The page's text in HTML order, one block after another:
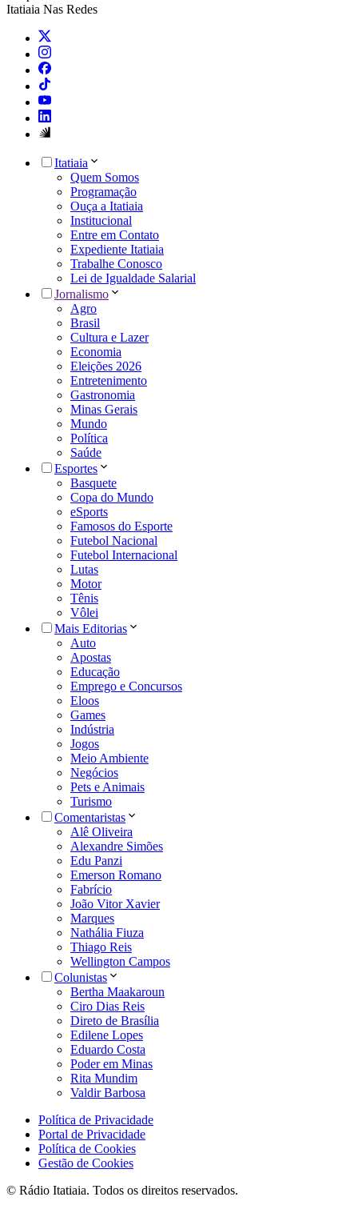
Itatiaia Nas Redes
Itatiaia
Quem Somos
Programação
Ouça a Itatiaia
Institucional
Entre em Contato
Expediente Itatiaia
Trabalhe Conosco
Lei de Igualdade Salarial
Jornalismo
Agro
Brasil
Cultura e Lazer
Economia
Eleições 2026
Entretenimento
Gastronomia
Minas Gerais
Mundo
Política
Saúde
Esportes
Basquete
Copa do Mundo
eSports
Famosos do Esporte
Futebol Nacional
Futebol Internacional
Lutas
Motor
Tênis
Vôlei
Mais Editorias
Auto
Apostas
Educação
Emprego e Concursos
Eloos
Games
Indústria
Jogos
Meio Ambiente
Negócios
Pets e Animais
Turismo
Comentaristas
Alê Oliveira
Alexandre Simões
Edu Panzi
Emerson Romano
Fabrício
João Vitor Xavier
Marques
Nathália Fiuza
Thiago Reis
Wellington Campos
Colunistas
Bertha Maakaroun
Ciro Dias Reis
Direto de Brasília
Edilene Lopes
Eduardo Costa
Poder em Minas
Rita Mundim
Valdir Barbosa
Política de Privacidade
Portal de Privacidade
Política de Cookies
Gestão de Cookies
© Rádio Itatiaia. Todos os direitos reservados.